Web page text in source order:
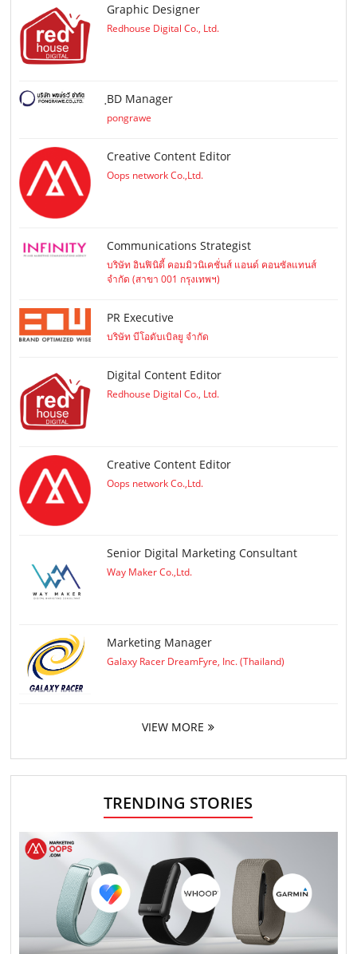
Graphic Designer
Redhouse Digital Co., Ltd.
ฺBD Manager
pongrawe
Creative Content Editor
Oops network Co.,Ltd.
Communications Strategist
บริษัท อินฟินิตี้ คอมมิวนิเคชั่นส์ แอนด์ คอนซัลแทนส์
จำกัด (สาขา 001 กรุงเทพฯ)
PR Executive
บริษัท บีโอดับเบิลยู จำกัด
Digital Content Editor
Redhouse Digital Co., Ltd.
Creative Content Editor
Oops network Co.,Ltd.
Senior Digital Marketing Consultant
Way Maker Co.,Ltd.
Marketing Manager
Galaxy Racer DreamFyre, Inc. (Thailand)
VIEW MORE
TRENDING STORIES